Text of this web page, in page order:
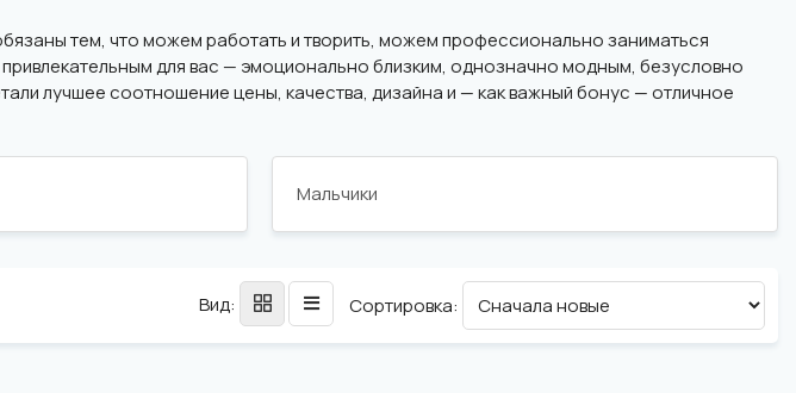
тем, что можем работать и творить, можем профессионально заниматься
для вас — эмоционально близким, однозначно модным, безусловно
лучшее соотношение цены, качества, дизайна и — как важный бонус — отличное
Мальчики
Вид: Сортировка: